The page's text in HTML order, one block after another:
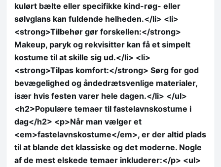
kulørt bælte eller specifikke kind-røg- eller
sølvglans kan fuldende helheden.</li> <li>
<strong>Tilbehør gør forskellen:</strong>
Makeup, paryk og rekvisitter kan få et simpelt
kostume til at skille sig ud.</li> <li>
<strong>Tilpas komfort:</strong> Sørg for god
bevægelighed og åndedrætsvenlige materialer,
især hvis festen varer hele dagen.</li> </ul>
<h2>Populære temaer til fastelavnskostume i
dag</h2> <p>Når man vælger et
<em>fastelavnskostume</em>, er der altid plads
til at blande det klassiske og det moderne. Nogle
af de mest elskede temaer inkluderer:</p> <ul>